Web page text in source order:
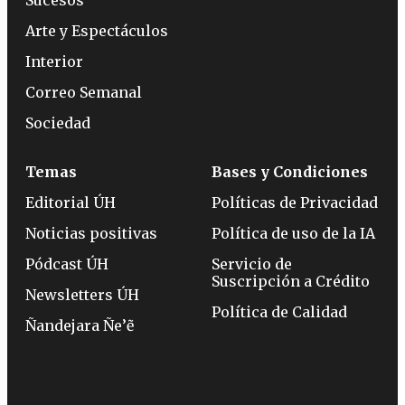
Arte y Espectáculos
Interior
Correo Semanal
Sociedad
Temas
Editorial ÚH
Noticias positivas
Pódcast ÚH
Newsletters ÚH
Ñandejara Ñe’ẽ
Bases y Condiciones
Políticas de Privacidad
Política de uso de la IA
Servicio de
Suscripción a Crédito
Política de Calidad